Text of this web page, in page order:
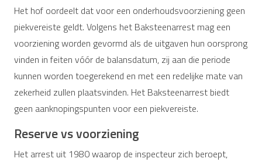
Het hof oordeelt dat voor een onderhoudsvoorziening geen
piekvereiste geldt. Volgens het Baksteenarrest mag een
voorziening worden gevormd als de uitgaven hun oorsprong
vinden in feiten vóór de balansdatum, zij aan die periode
kunnen worden toegerekend en met een redelijke mate van
zekerheid zullen plaatsvinden. Het Baksteenarrest biedt
geen aanknopingspunten voor een piekvereiste.
Reserve vs voorziening
Het arrest uit 1980 waarop de inspecteur zich beroept,